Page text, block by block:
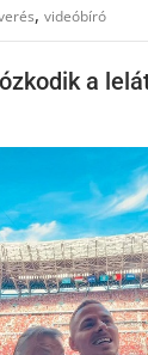
, videóbíró
a